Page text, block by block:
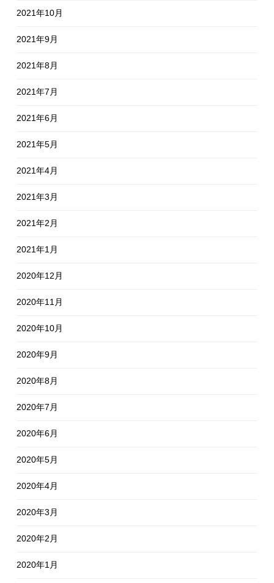
2021年10月
2021年9月
2021年8月
2021年7月
2021年6月
2021年5月
2021年4月
2021年3月
2021年2月
2021年1月
2020年12月
2020年11月
2020年10月
2020年9月
2020年8月
2020年7月
2020年6月
2020年5月
2020年4月
2020年3月
2020年2月
2020年1月